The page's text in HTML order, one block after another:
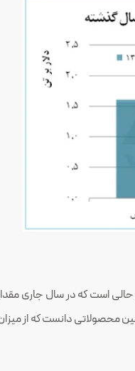
است که در سال جاری
محصولاتی دانست که از